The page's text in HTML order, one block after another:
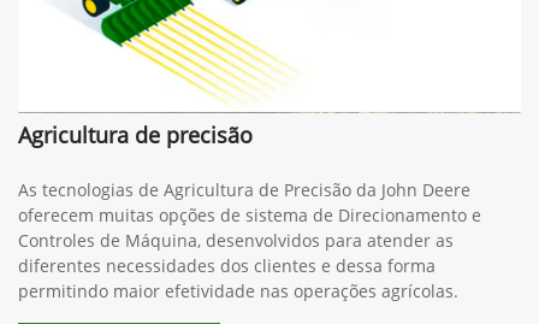
Agricultura de precisão
As tecnologias de Agricultura de Precisão da John Deere
oferecem muitas opções de sistema de Direcionamento e
Controles de Máquina, desenvolvidos para atender as
diferentes necessidades dos clientes e dessa forma
permitindo maior efetividade nas operações agrícolas.